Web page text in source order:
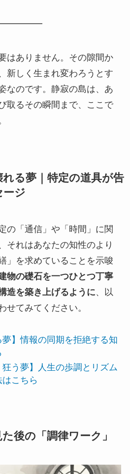
はありません。その隙間か
新しく生まれ変わろうとす
なのです。静寂の島は、あ
取るその瞬間まで、ここで
る夢｜特定の道具が告
ージ
の「通信」や「時間」に関
それはあなたの知性のより
」を求めていることを示唆
物の礎石を一つひとつ丁寧
造を築き上げるように、以
せてみてください。
夢】情報の同期を拒絶する知
狂う夢】人生の歩調とリズム
こちら
後の「調律ワーク」